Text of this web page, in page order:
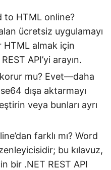
to HTML online?
ücretsiz uygulamayı
HTML almak için
API’yi arayın.
mu? Evet—daha
dışa aktarmayı
veya bunları ayrı
farklı mı? Word
bu kılavuz,
bir .NET REST API